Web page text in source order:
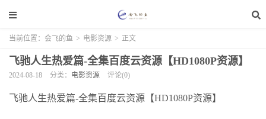
当前位置： 会飞的鱼 > 电影资源 > 正文
飞驰人生热爱篇-全集百度云资源【HD1080P资源】
2024-08-18 分类： 电影资源 评论(0)
飞驰人生热爱篇-全集百度云资源【HD1080P资源】